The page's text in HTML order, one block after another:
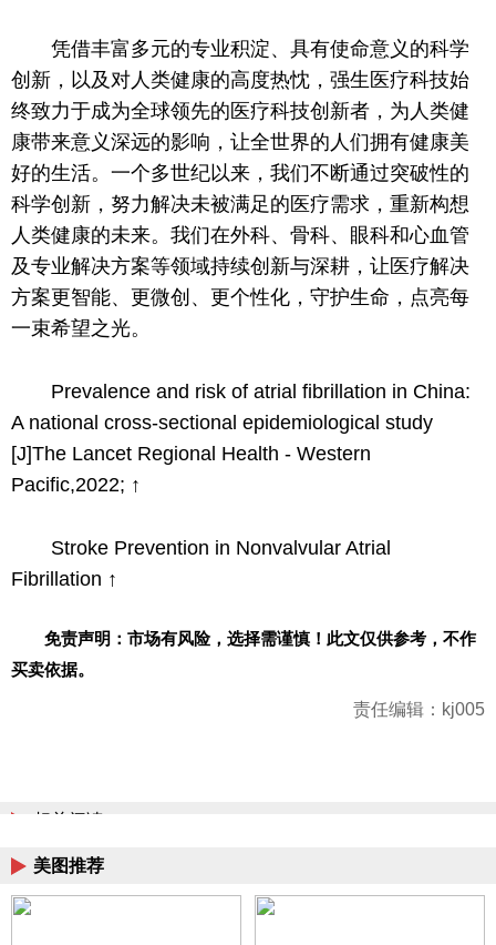
凭借丰富多元的专业积淀、具有使命意义的科学
创新，以及对人类健康的高度热忱，强生医疗科技始
终致力于成为全球领先的医疗科技创新者，为人类健
康带来意义深远的影响，让全世界的人们拥有健康美
好的生活。一个多世纪以来，我们不断通过突破性的
科学创新，努力解决未被满足的医疗需求，重新构想
人类健康的未来。我们在外科、骨科、眼科和心血管
及专业解决方案等领域持续创新与深耕，让医疗解决
方案更智能、更微创、更个性化，守护生命，点亮每
一束希望之光。
Prevalence and risk of atrial fibrillation in China:
A national cross-sectional epidemiological study
[J]The Lancet Regional Health - Western
Pacific,2022; ↑
Stroke Prevention in Nonvalvular Atrial
Fibrillation ↑
免责声明：市场有风险，选择需谨慎！此文仅供参考，不作
买卖依据。
责任编辑：kj005
相关阅读
美图推荐